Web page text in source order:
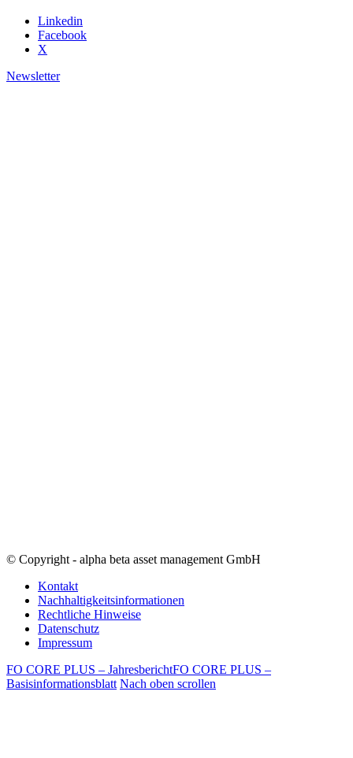
Linkedin
Facebook
X
Newsletter
© Copyright - alpha beta asset management GmbH
Kontakt
Nachhaltigkeitsinformationen
Rechtliche Hinweise
Datenschutz
Impressum
FO CORE PLUS – JahresberichtFO CORE PLUS –
Basisinformationsblatt Nach oben scrollen